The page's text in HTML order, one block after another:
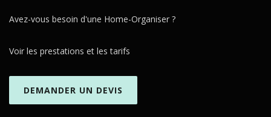
Avez-vous besoin d'une Home-Organiser ?
Voir les prestations et les tarifs
DEMANDER UN DEVIS